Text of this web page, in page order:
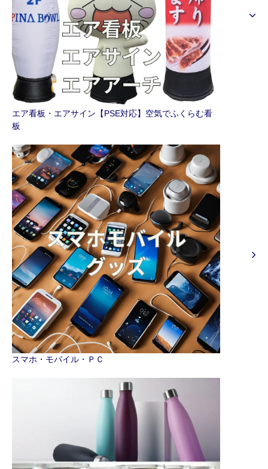
エア看板・エアサイン【PSE対応】空気でふくらむ看
板
スマホ・モバイル・ＰＣ